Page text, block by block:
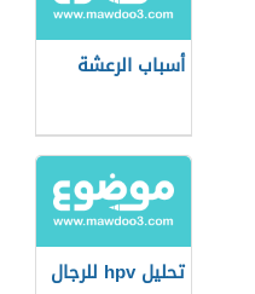
أسباب الرعشة
تحليل hpv للرجال